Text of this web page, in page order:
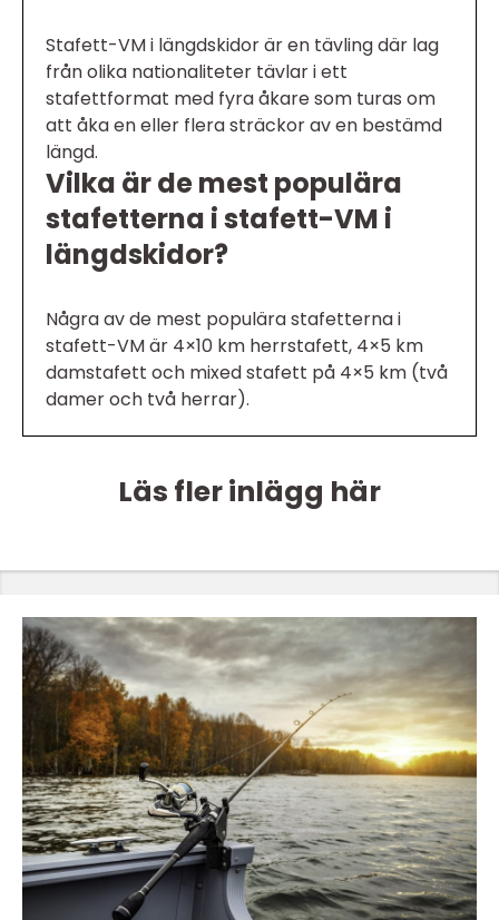
Stafett-VM i längdskidor är en tävling där lag
från olika nationaliteter tävlar i ett
stafettformat med fyra åkare som turas om
att åka en eller flera sträckor av en bestämd
längd.
Vilka är de mest populära
stafetterna i stafett-VM i
längdskidor?
Några av de mest populära stafetterna i
stafett-VM är 4×10 km herrstafett, 4×5 km
damstafett och mixed stafett på 4×5 km (två
damer och två herrar).
Läs fler inlägg här